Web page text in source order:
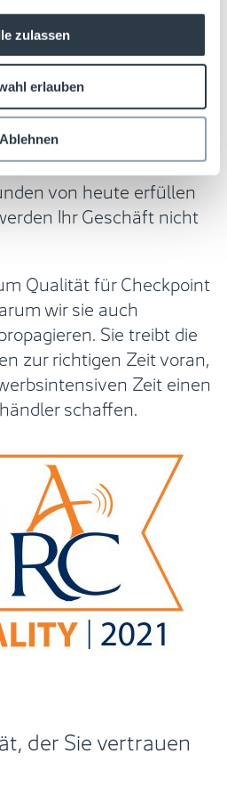
zulassen
erlauben
Ablehnen
Etiketten nicht
– Sie werden also nie
nahezu perfekten
erreichen. Und wenn Sie
Ihre Produkte befinden
haben, können Sie
dass Sie die
von heute erfüllen
Ihr Geschäft nicht
Qualität für Checkpoint
wir sie auch
Sie treibt die
zur richtigen Zeit voran,
Zeit einen
schaffen.
der Sie vertrauen